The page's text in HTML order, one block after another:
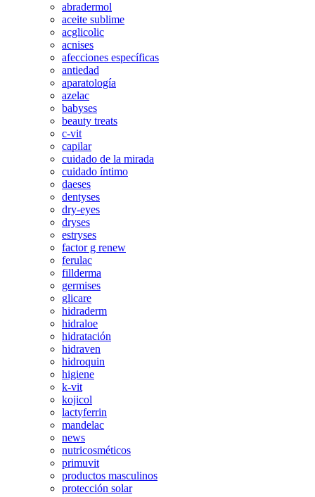
abradermol
aceite sublime
acglicolic
acnises
afecciones específicas
antiedad
aparatología
azelac
babyses
beauty treats
c-vit
capilar
cuidado de la mirada
cuidado íntimo
daeses
dentyses
dry-eyes
dryses
estryses
factor g renew
ferulac
fillderma
germises
glicare
hidraderm
hidraloe
hidratación
hidraven
hidroquin
higiene
k-vit
kojicol
lactyferrin
mandelac
news
nutricosméticos
primuvit
productos masculinos
protección solar